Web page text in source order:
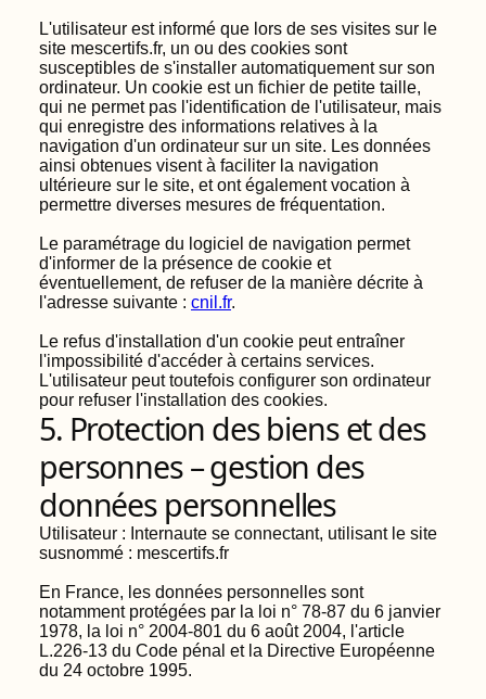
L'utilisateur est informé que lors de ses visites sur le
site mescertifs.fr, un ou des cookies sont
susceptibles de s'installer automatiquement sur son
ordinateur. Un cookie est un fichier de petite taille,
qui ne permet pas l'identification de l'utilisateur, mais
qui enregistre des informations relatives à la
navigation d'un ordinateur sur un site. Les données
ainsi obtenues visent à faciliter la navigation
ultérieure sur le site, et ont également vocation à
permettre diverses mesures de fréquentation.
Le paramétrage du logiciel de navigation permet
d'informer de la présence de cookie et
éventuellement, de refuser de la manière décrite à
l'adresse suivante : cnil.fr.
Le refus d'installation d'un cookie peut entraîner
l'impossibilité d'accéder à certains services.
L'utilisateur peut toutefois configurer son ordinateur
pour refuser l'installation des cookies.
5. Protection des biens et des
personnes – gestion des
données personnelles
Utilisateur : Internaute se connectant, utilisant le site
susnommé : mescertifs.fr
En France, les données personnelles sont
notamment protégées par la loi n° 78-87 du 6 janvier
1978, la loi n° 2004-801 du 6 août 2004, l'article
L.226-13 du Code pénal et la Directive Européenne
du 24 octobre 1995.